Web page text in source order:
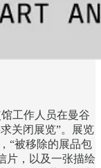
工作人员在曼谷
关闭展览”。展览
“被移除的展品包
片，以及一张描绘